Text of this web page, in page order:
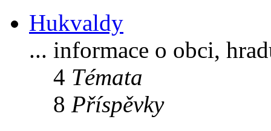
Hukvaldy
... informace o obci,
4 Témata
8 Příspěvky